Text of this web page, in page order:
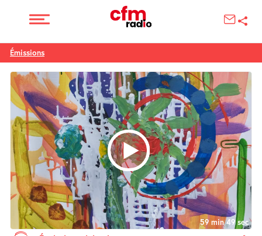
Émissions
59 min 49 sec